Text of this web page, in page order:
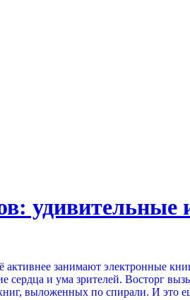
занимают электронные
и ума зрителей. Восторг
выложенных по спирали. И это